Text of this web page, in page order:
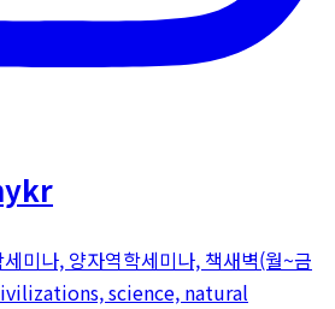
미나, 양자역학세미나, 책새벽(월~금
science, natural